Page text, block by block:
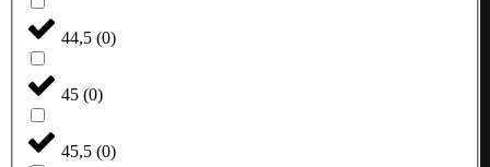
44,5 (0)
45 (0)
45,5 (0)